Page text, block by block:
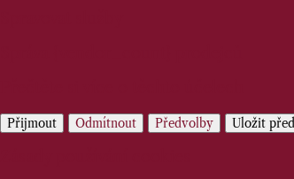
Přijmout Odmítnout Předvolby Uložit